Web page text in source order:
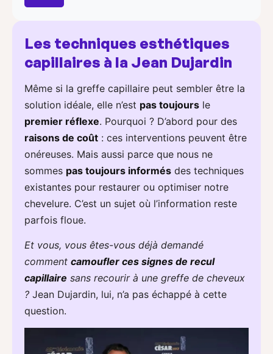
Les techniques esthétiques
capillaires à la Jean Dujardin
Même si la greffe capillaire peut sembler être la
solution idéale, elle n’est pas toujours le
premier réflexe. Pourquoi ? D’abord pour des
raisons de coût : ces interventions peuvent être
onéreuses. Mais aussi parce que nous ne
sommes pas toujours informés des techniques
existantes pour restaurer ou optimiser notre
chevelure. C’est un sujet où l’information reste
parfois floue.
Et vous, vous êtes-vous déjà demandé
comment camoufler ces signes de recul
capillaire sans recourir à une greffe de cheveux
? Jean Dujardin, lui, n’a pas échappé à cette
question.